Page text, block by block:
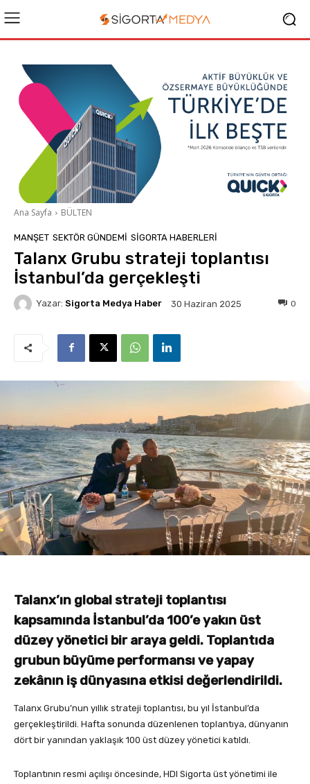
Ana Sayfa BÜLTEN
MANŞET SEKTÖR GÜNDEMİ SIGORTA HABERLERI
Talanx Grubu strateji toplantısı
İstanbul’da gerçekleşti
Yazar: Sigorta Medya Haber 30 Haziran 2025 0
Talanx’ın global strateji toplantısı
kapsamında İstanbul’da 100’e yakın üst
düzey yönetici bir araya geldi. Toplantıda
grubun büyüme performansı ve yapay
zekânın iş dünyasına etkisi değerlendirildi.
Talanx Grubu’nun yıllık strateji toplantısı, bu yıl İstanbul’da
gerçekleştirildi. Hafta sonunda düzenlenen toplantıya, dünyanın
dört bir yanından yaklaşık 100 üst düzey yönetici katıldı.
Toplantının resmi açılışı öncesinde, HDI Sigorta üst yönetimi ile